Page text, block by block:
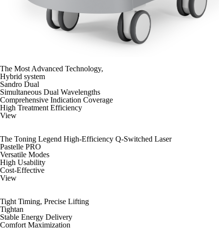
The Most Advanced Technology,
Hybrid system
Sandro Dual
Simultaneous Dual Wavelengths
Comprehensive Indication Coverage
High Treatment Efficiency
View
The Toning Legend High-Efficiency Q-Switched Laser
Pastelle PRO
Versatile Modes
High Usability
Cost-Effective
View
Tight Timing, Precise Lifting
Tightan
Stable Energy Delivery
Comfort Maximization